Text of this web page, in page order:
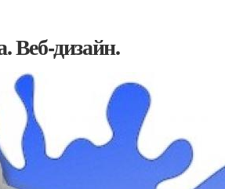
Веб-дизайн.